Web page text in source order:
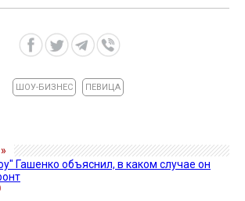
ШОУ-БИЗНЕС ПЕВИЦА
Гашенко объяснил, в каком случае он